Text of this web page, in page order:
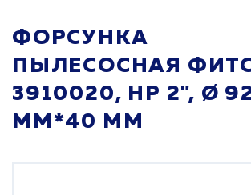
ФОРСУНКА
ПЫЛЕСОСНАЯ
3910020, НР 2", Ø
ММ*40 ММ